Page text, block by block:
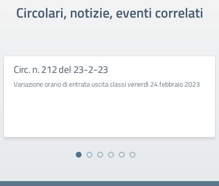
Circolari, notizie, eventi correlati
Circ. n. 212 del 23-2-23
Variazione orario di entrata uscita classi venerdì 24 febbraio 2023